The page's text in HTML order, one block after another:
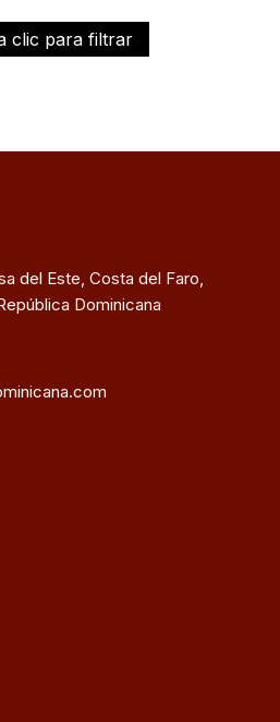
clic para filtrar
del Este, Costa del Faro,
Dominicana